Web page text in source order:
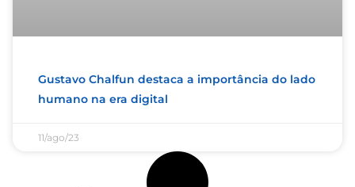
Gustavo Chalfun destaca a importância do lado
humano na era digital
11/ago/23